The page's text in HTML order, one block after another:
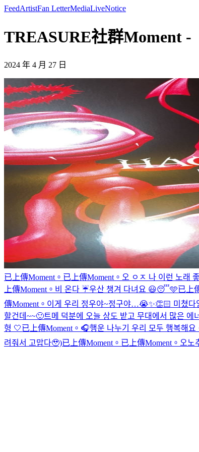
FeedArtistFan LetterMediaLiveNotice
TREASURE社群Moment -
2024 年 4 月 27 日
已上傳Moment。 已上傳Moment。 오 ㅇㅈ 나 이런 노래
上傳Moment。 비 온다 ☔️우산 챙겨 다녀요 😃😴🩵已上
傳Moment。 이게 우리 정우야~정구야…😭✨👏🏻 미쳤다
할건데~~🙂트메 덕분에 오늘 상도 받고 무대에서 많은 에
형 🤍已上傳Moment。 🎧행운 나누기 우리 모두 행복해요
려줘서 고맙다🥹)已上傳Moment。 已上傳Moment。 오노